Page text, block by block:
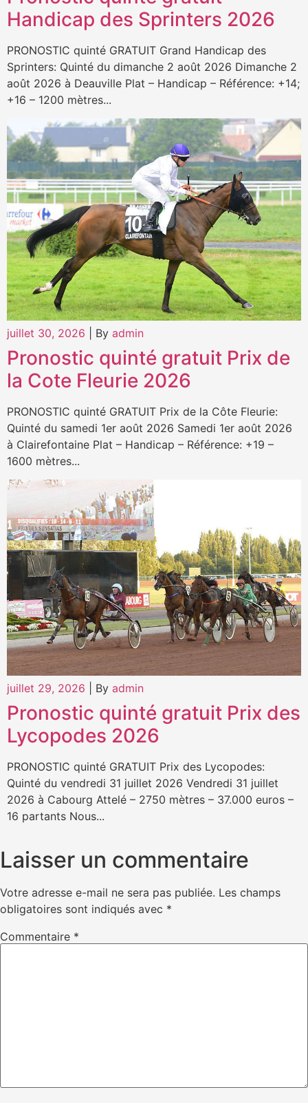
Handicap des Sprinters 2026
PRONOSTIC quinté GRATUIT Grand Handicap des
Sprinters: Quinté du dimanche 2 août 2026 Dimanche 2
août 2026 à Deauville Plat – Handicap – Référence: +14;
+16 – 1200 mètres...
juillet 30, 2026 By admin
Pronostic quinté gratuit Prix de
la Cote Fleurie 2026
PRONOSTIC quinté GRATUIT Prix de la Côte Fleurie:
Quinté du samedi 1er août 2026 Samedi 1er août 2026
à Clairefontaine Plat – Handicap – Référence: +19 –
1600 mètres...
juillet 29, 2026 By admin
Pronostic quinté gratuit Prix des
Lycopodes 2026
PRONOSTIC quinté GRATUIT Prix des Lycopodes:
Quinté du vendredi 31 juillet 2026 Vendredi 31 juillet
2026 à Cabourg Attelé – 2750 mètres – 37.000 euros –
16 partants Nous...
Laisser un commentaire
Votre adresse e-mail ne sera pas publiée. Les champs
obligatoires sont indiqués avec *
Commentaire *